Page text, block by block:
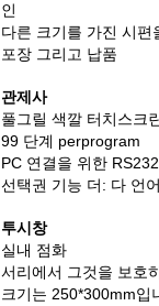
인
다른 크기를 가진 시편
포장 그리고 납품
관제사
풀그릴 색깔 터치스크
99 단계 perprogram
PC 연결을 위한 RS232
선택권 기능 더: 다 언
투시창
실내 점화
서리에서 그것을 보호
크기는 250*300mm입